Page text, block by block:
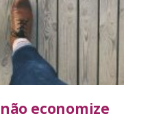
economize